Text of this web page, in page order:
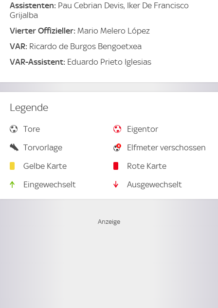
Assistenten: Pau Cebrian Devis, Iker De Francisco
Grijalba
Vierter Offizieller: Mario Melero López
VAR: Ricardo de Burgos Bengoetxea
VAR-Assistent: Eduardo Prieto Iglesias
Legende
Tore
Eigentor
Torvorlage
Elfmeter verschossen
Gelbe Karte
Rote Karte
Eingewechselt
Ausgewechselt